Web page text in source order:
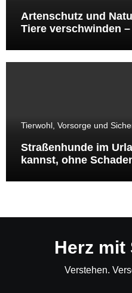
Artenschutz und
Tiere verschwinden –
Tierwohl, Vorsorge und
Straßenhunde im
kannst, ohne
Herz mit
Verstehen.